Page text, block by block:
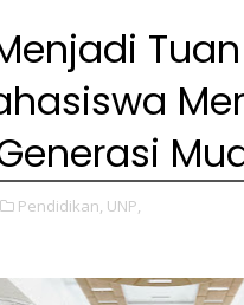
Pendidikan, UNP,